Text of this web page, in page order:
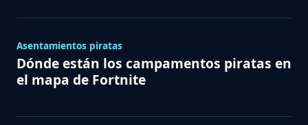
Asentamientos piratas
Dónde están los campamentos piratas en
el mapa de Fortnite